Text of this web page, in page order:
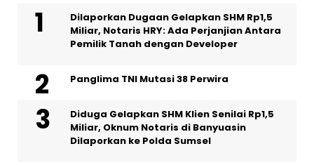
Dilaporkan Dugaan Gelapkan SHM Rp1,5
Miliar, Notaris HRY: Ada Perjanjian Antara
Pemilik Tanah dengan Developer
Panglima TNI Mutasi 38 Perwira
Diduga Gelapkan SHM Klien Senilai Rp1,5
Miliar, Oknum Notaris di Banyuasin
Dilaporkan ke Polda Sumsel ‎